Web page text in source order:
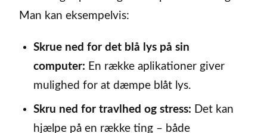
Man kan eksempelvis:
Skrue ned for det blå lys på sin
computer: En række aplikationer giver
mulighed for at dæmpe blåt lys.
Skru ned for travlhed og stress: Det kan
hjælpe på en række ting – både